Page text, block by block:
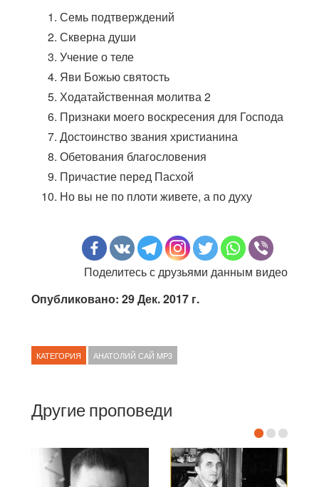
Семь подтверждений
Скверна души
Учение о теле
Яви Божью святость
Ходатайственная молитва 2
Признаки моего воскресения для Господа
Достоинство звания христианина
Обетования благословения
Причастие перед Пасхой
Но вы не по плоти живете, а по духу
Поделитесь с друзьями данным видео
Опубликовано: 29 Дек. 2017 г.
КАТЕГОРИЯ АНАТОЛИЙ САЙ MP3
Другие проповеди